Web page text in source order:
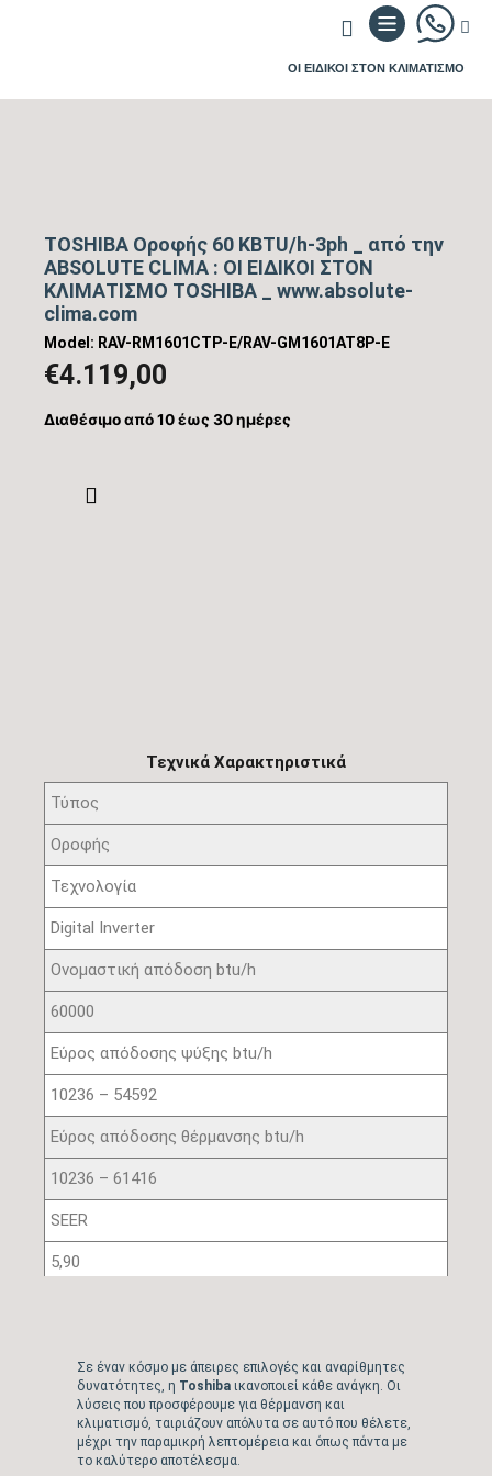
ΟΙ ΕΙΔΙΚΟΙ ΣΤΟΝ ΚΛΙΜΑΤΙΣΜΟ
Σε έναν κόσμο με άπειρες επιλογές και αναρίθμητες
δυνατότητες, η Toshiba ικανοποιεί κάθε ανάγκη. Οι
λύσεις που προσφέρουμε για θέρμανση και
κλιματισμό, ταιριάζουν απόλυτα σε αυτό που θέλετε,
μέχρι την παραμικρή λεπτομέρεια και όπως πάντα με
το καλύτερο αποτέλεσμα.
TOSHIBA Οροφής 60 KBTU/h-3ph _ από την
ABSOLUTE CLIMA : ΟΙ ΕΙΔΙΚΟΙ ΣΤΟΝ
ΚΛΙΜΑΤΙΣΜΟ TOSHIBA _ www.absolute-
clima.com
Model: RAV-RM1601CTP-E/RAV-GM1601AT8P-E
€4.119,00
Διαθέσιμο από 10 έως 30 ημέρες
Τεχνικά Χαρακτηριστικά
Τύπος
Οροφής
Τεχνολογία
Digital Inverter
Ονομαστική απόδοση btu/h
60000
Εύρος απόδοσης ψύξης btu/h
10236 – 54592
Εύρος απόδοσης θέρμανσης btu/h
10236 – 61416
SEER
5,90
Ενεργειακή κλάση ψύξης
Ενεργειακή κλάση θέρμανσης (Μ/Ζ)